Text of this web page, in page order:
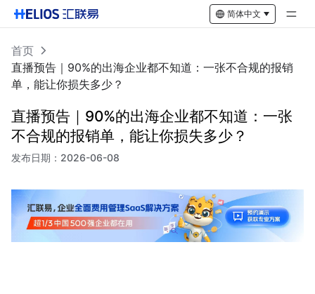
简体中文
首页
直播预告｜90%的出海企业都不知道：一张不合规的报销
单，能让你损失多少？
直播预告｜90%的出海企业都不知道：一张
不合规的报销单，能让你损失多少？
发布日期： 2026-06-08